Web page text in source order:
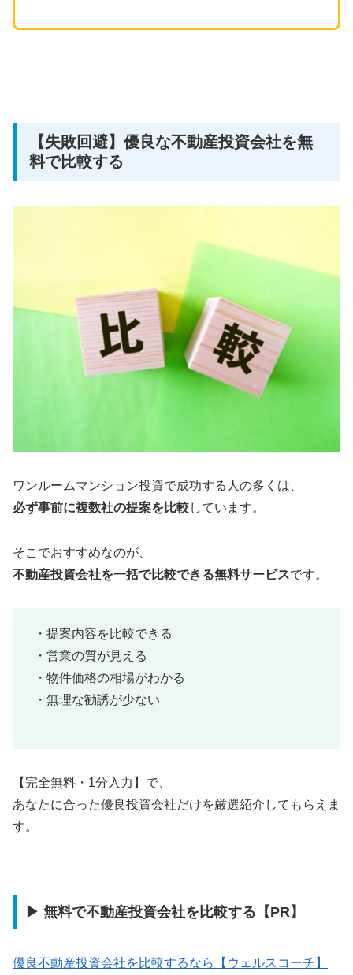
【失敗回避】優良な不動産投資会社を無
料で比較する
ワンルームマンション投資で成功する人の多くは、
必ず事前に複数社の提案を比較しています。
そこでおすすめなのが、
不動産投資会社を一括で比較できる無料サービスです。
・提案内容を比較できる
・営業の質が見える
・物件価格の相場がわかる
・無理な勧誘が少ない
【完全無料・1分入力】で、
あなたに合った優良投資会社だけを厳選紹介してもらえま
す。
▶ 無料で不動産投資会社を比較する【PR】
優良不動産投資会社を比較するなら【ウェルスコーチ】